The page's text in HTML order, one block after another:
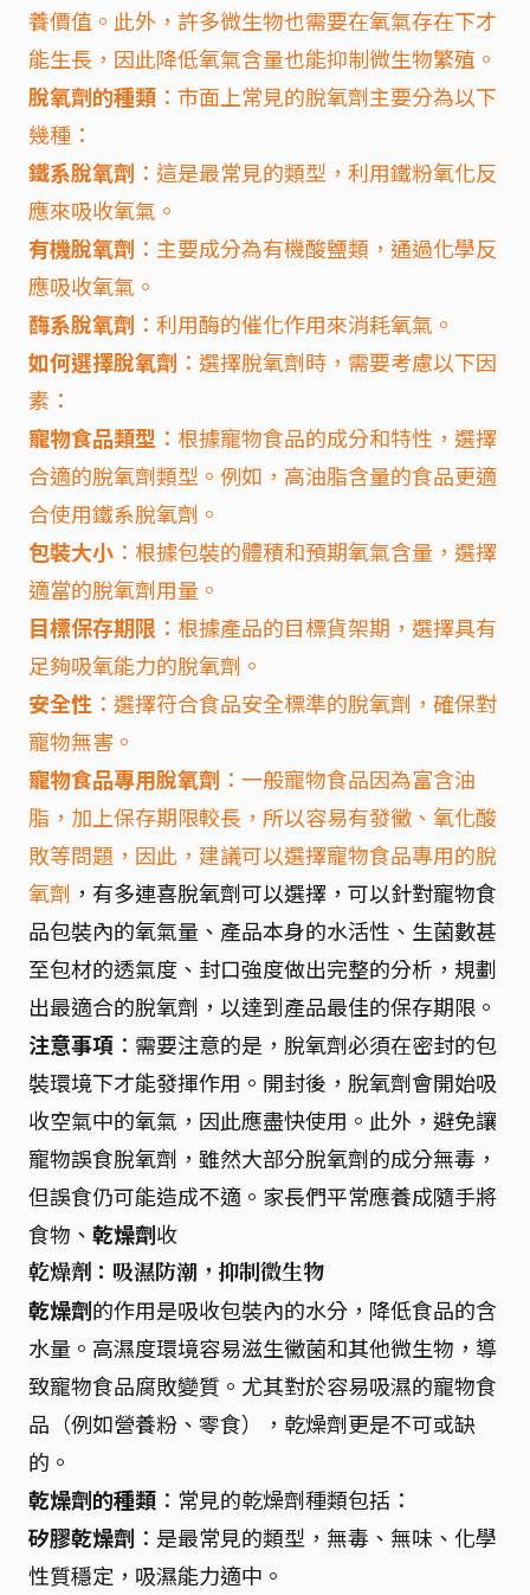
養價值。此外，許多微生物也需要在氧氣存在下才
能生長，因此降低氧氣含量也能抑制微生物繁殖。
脫氧劑的種類 ：市面上常見的脫氧劑主要分為以下
幾種：
鐵系脫氧劑 ：這是最常見的類型，利用鐵粉氧化反
應來吸收氧氣。
有機脫氧劑 ：主要成分為有機酸鹽類，通過化學反
應吸收氧氣。
酶系脫氧劑 ：利用酶的催化作用來消耗氧氣。
如何選擇脫氧劑 ：選擇脫氧劑時，需要考慮以下因
素：
寵物食品類型 ：根據寵物食品的成分和特性，選擇
合適的脫氧劑類型。例如，高油脂含量的食品更適
合使用鐵系脫氧劑。
包裝大小 ：根據包裝的體積和預期氧氣含量，選擇
適當的脫氧劑用量。
目標保存期限 ：根據產品的目標貨架期，選擇具有
足夠吸氧能力的脫氧劑。
安全性 ：選擇符合食品安全標準的脫氧劑，確保對
寵物無害。
寵物食品專用脫氧劑 ：一般寵物食品因為富含油
脂，加上保存期限較長，所以容易有發黴、氧化酸
敗等問題，因此，建議可以選擇寵物食品專用的脫
氧劑 ，有多連喜脫氧劑可以選擇，可以針對寵物食
品包裝內的氧氣量、產品本身的水活性、生菌數甚
至包材的透氣度、封口強度做出完整的分析，規劃
出最適合的脫氧劑，以達到產品最佳的保存期限。
注意事項 ：需要注意的是，脫氧劑必須在密封的包
裝環境下才能發揮作用。開封後，脫氧劑會開始吸
收空氣中的氧氣，因此應盡快使用。此外，避免讓
寵物誤食脫氧劑，雖然大部分脫氧劑的成分無毒，
但誤食仍可能造成不適。家長們平常應養成隨手將
食物、 乾燥劑收
乾燥劑：吸濕防潮，抑制微生物
乾燥劑的作用是吸收包裝內的水分，降低食品的含
水量。高濕度環境容易滋生黴菌和其他微生物，導
致寵物食品腐敗變質。尤其對於容易吸濕的寵物食
品（例如營養粉、零食），乾燥劑更是不可或缺
的。
乾燥劑的種類 ：常見的乾燥劑種類包括：
矽膠乾燥劑 ：是最常見的類型，無毒、無味、化學
性質穩定，吸濕能力適中。